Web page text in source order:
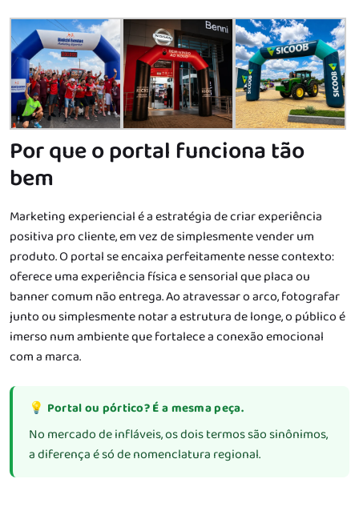
Por que o portal funciona tão
bem
Marketing experiencial é a estratégia de criar experiência
positiva pro cliente, em vez de simplesmente vender um
produto. O portal se encaixa perfeitamente nesse contexto:
oferece uma experiência física e sensorial que placa ou
banner comum não entrega. Ao atravessar o arco, fotografar
junto ou simplesmente notar a estrutura de longe, o público é
imerso num ambiente que fortalece a conexão emocional
com a marca.
💡 Portal ou pórtico? É a mesma peça.
No mercado de infláveis, os dois termos são sinônimos,
a diferença é só de nomenclatura regional.